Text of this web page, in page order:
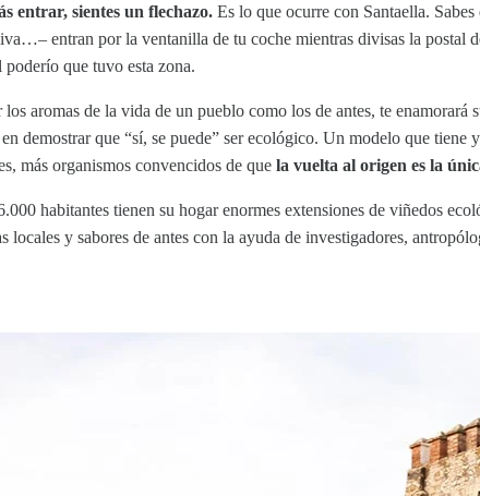
entrar, sientes un flechazo. Es lo que ocurre con Santaella.
entran por la ventanilla de tu coche mientras divisas la postal
que tuvo esta zona.
aromas de la vida de un pueblo como los de antes, te enamorará
demostrar que “sí, se puede” ser ecológico. Un modelo que
más organismos convencidos de que la vuelta al origen es la
habitantes tienen su hogar enormes extensiones de viñedos
locales y sabores de antes con la ayuda de investigadores,